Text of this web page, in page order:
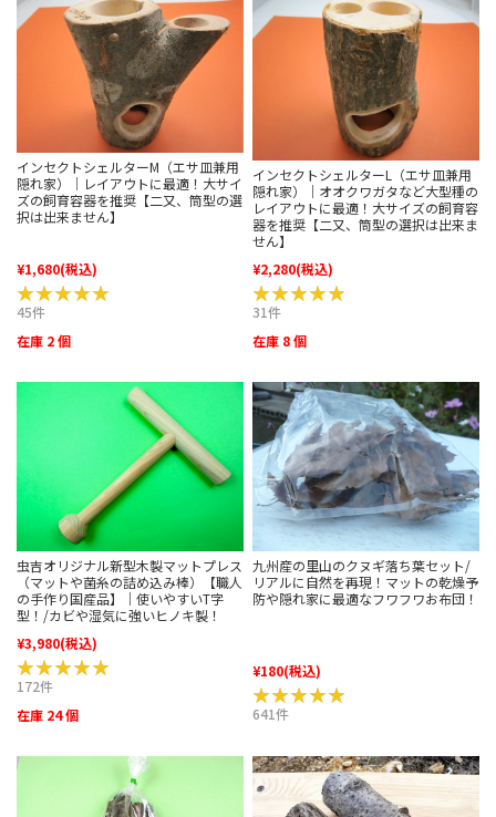
インセクトシェルターM（エサ皿兼用
隠れ家）｜レイアウトに最適！大サイ
ズの飼育容器を推奨【二又、筒型の選
択は出来ません】
¥1,680(税込)
★★★★★
★★★★★
45件
在庫 2 個
インセクトシェルターL（エサ皿兼用
隠れ家）｜オオクワガタなど大型種の
レイアウトに最適！大サイズの飼育容
器を推奨【二又、筒型の選択は出来ま
せん】
¥2,280(税込)
★★★★★
★★★★★
31件
在庫 8 個
虫吉オリジナル新型木製マットプレス
（マットや菌糸の詰め込み棒）【職人
の手作り国産品】｜使いやすいT字
型！/カビや湿気に強いヒノキ製！
¥3,980(税込)
★★★★★
★★★★★
172件
在庫 24 個
九州産の里山のクヌギ落ち葉セット/
リアルに自然を再現！マットの乾燥予
防や隠れ家に最適なフワフワお布団！
¥180(税込)
★★★★★
★★★★★
641件